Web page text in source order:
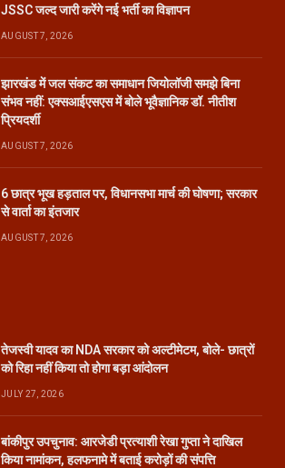
JSSC जल्द जारी करेंगे नई भर्ती का विज्ञापन
AUGUST 7, 2026
झारखंड में जल संकट का समाधान जियोलॉजी समझे बिना
संभव नहीं: एक्सआईएसएस में बोले भूवैज्ञानिक डॉ. नीतीश
प्रियदर्शी
AUGUST 7, 2026
6 छात्र भूख हड़ताल पर, विधानसभा मार्च की घोषणा; सरकार
से वार्ता का इंतजार
AUGUST 7, 2026
तेजस्वी यादव का NDA सरकार को अल्टीमेटम, बोले- छात्रों
को रिहा नहीं किया तो होगा बड़ा आंदोलन
JULY 27, 2026
बांकीपुर उपचुनाव: आरजेडी प्रत्याशी रेखा गुप्ता ने दाखिल
किया नामांकन, हलफनामे में बताई करोड़ों की संपत्ति